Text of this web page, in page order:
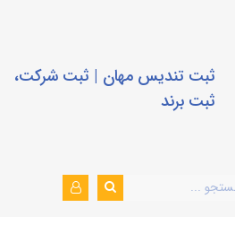
ثبت تندیس مهان | ثبت شرکت،
ثبت برند